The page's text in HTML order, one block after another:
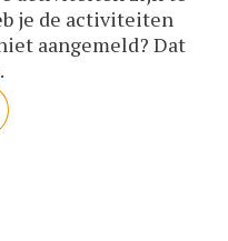
je de activiteiten
aangemeld? Dat